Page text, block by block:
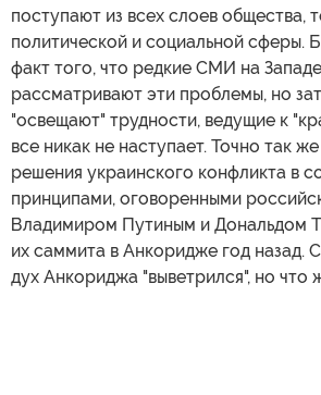
поступают из всех слоев общества,
политической и социальной сферы.
факт того, что редкие СМИ на
рассматривают эти проблемы, но
"освещают" трудности, ведущие к
все никак не наступает. Точно так
решения украинского конфликта в
принципами, оговоренными
Владимиром Путиным и Дональдом
их саммита в Анкоридже год назад.
дух Анкориджа "выветрился", но что